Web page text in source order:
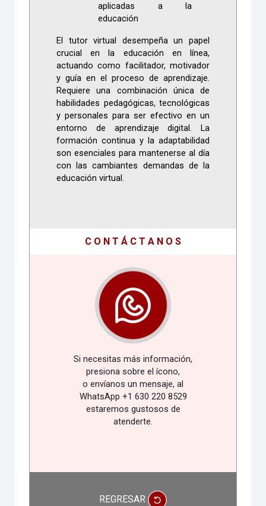
aplicadas a la
educación
El tutor virtual desempeña un papel
crucial en la educación en línea,
actuando como facilitador, motivador
y guía en el proceso de aprendizaje.
Requiere una combinación única de
habilidades pedagógicas, tecnológicas
y personales para ser efectivo en un
entorno de aprendizaje digital. La
formación continua y la adaptabilidad
son esenciales para mantenerse al día
con las cambiantes demandas de la
educación virtual.
C O N T Á C T A N O S
Si necesitas más información,
presiona sobre el ícono,
o envíanos un mensaje, al
WhatsApp +1 630 220 8529
estaremos gustosos de
atenderte.
REGRESAR